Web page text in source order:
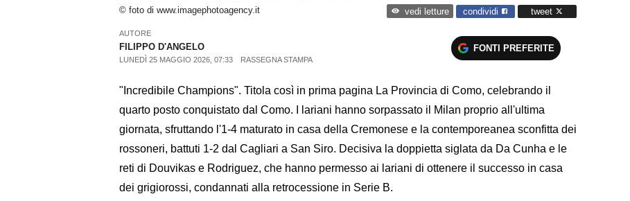
© foto di www.imagephotoagency.it vedi letture condividi tweet
AUTORE
FILIPPO D'ANGELO
LUNEDÌ 25 MAGGIO 2026, 07:33 RASSEGNA STAMPA
FONTI PREFERITE
"Incredibile Champions". Titola così in prima pagina La Provincia di Como, celebrando il
quarto posto conquistato dal Como. I lariani hanno sorpassato il Milan proprio all'ultima
giornata, sfruttando l'1-4 maturato in casa della Cremonese e la contemporeanea sconfitta dei
rossoneri, battuti 1-2 dal Cagliari a San Siro. Decisiva la doppietta siglata da Da Cunha e le
reti di Douvikas e Rodriguez, che hanno permesso ai lariani di ottenere il successo in casa
dei grigiorossi, condannati alla retrocessione in Serie B.